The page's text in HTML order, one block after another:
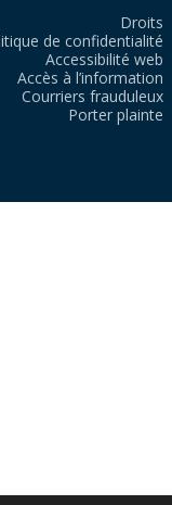
Droits
de confidentialité
Accessibilité web
Accès à l’information
Courriers frauduleux
Porter plainte